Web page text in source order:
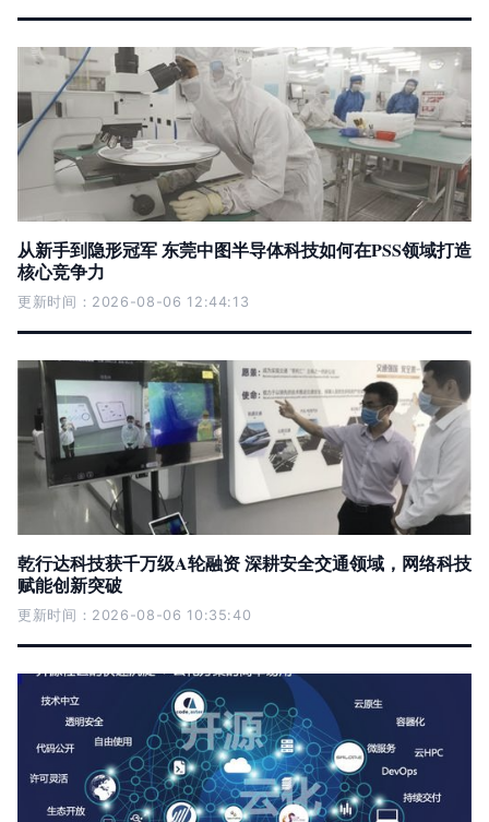
从新手到隐形冠军 东莞中图半导体科技如何在PSS领域打造
核心竞争力
更新时间：2026-08-06 12:44:13
乾行达科技获千万级A轮融资 深耕安全交通领域，网络科技
赋能创新突破
更新时间：2026-08-06 10:35:40